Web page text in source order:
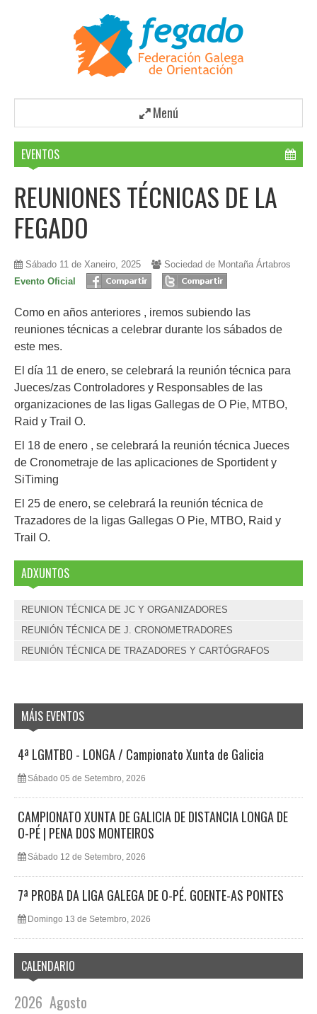
Menú
EVENTOS
REUNIONES TÉCNICAS DE LA
FEGADO
Sábado 11 de Xaneiro, 2025
Sociedad de Montaña Ártabros
Evento Oficial
Como en años anteriores , iremos subiendo las
reuniones técnicas a celebrar durante los sábados de
este mes.
El día 11 de enero, se celebrará la reunión técnica para
Jueces/zas Controladores y Responsables de las
organizaciones de las ligas Gallegas de O Pie, MTBO,
Raid y Trail O.
El 18 de enero , se celebrará la reunión técnica Jueces
de Cronometraje de las aplicaciones de Sportident y
SiTiming
El 25 de enero, se celebrará la reunión técnica de
Trazadores de la ligas Gallegas O Pie, MTBO, Raid y
Trail O.
ADXUNTOS
REUNION TÉCNICA DE JC Y ORGANIZADORES
REUNIÓN TÉCNICA DE J. CRONOMETRADORES
REUNIÓN TÉCNICA DE TRAZADORES Y CARTÓGRAFOS
MÁIS EVENTOS
4ª LGMTBO - LONGA / Campionato Xunta de Galicia
Sábado 05 de Setembro, 2026
CAMPIONATO XUNTA DE GALICIA DE DISTANCIA LONGA DE
O-PÉ | PENA DOS MONTEIROS
Sábado 12 de Setembro, 2026
7ª PROBA DA LIGA GALEGA DE O-PÉ. GOENTE-AS PONTES
Domingo 13 de Setembro, 2026
CALENDARIO
2026 Agosto